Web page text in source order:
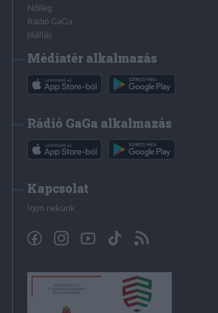
Nőileg
Rádió GaGa
Jóállás
Médiatér alkalmazás
Rádió GaGa alkalmazás
Kapcsolat
Írjon nekünk